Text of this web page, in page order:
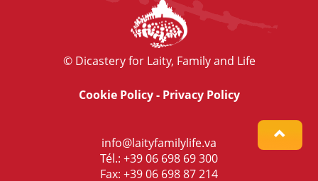
© Dicastery for Laity, Family and Life
Cookie Policy- Privacy Policy
info@laityfamilylife.va
Tél.: +39 06 698 69 300
Fax: +39 06 698 87 214